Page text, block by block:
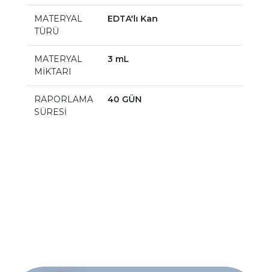
MATERYAL
TÜRÜ
EDTA'lı Kan
MATERYAL
MİKTARI
3 mL
RAPORLAMA
SÜRESİ
40 GÜN